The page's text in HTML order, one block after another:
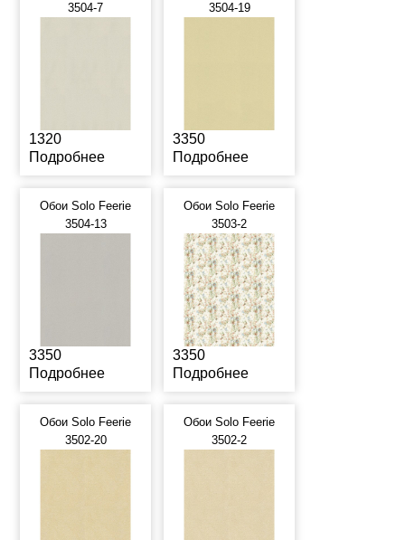
3504-7
1320
Подробнее
3504-19
3350
Подробнее
Обои Solo Feerie
3504-13
3350
Подробнее
Обои Solo Feerie
3503-2
3350
Подробнее
Обои Solo Feerie
3502-20
Обои Solo Feerie
3502-2